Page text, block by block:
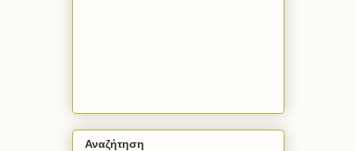
Αναζήτηση